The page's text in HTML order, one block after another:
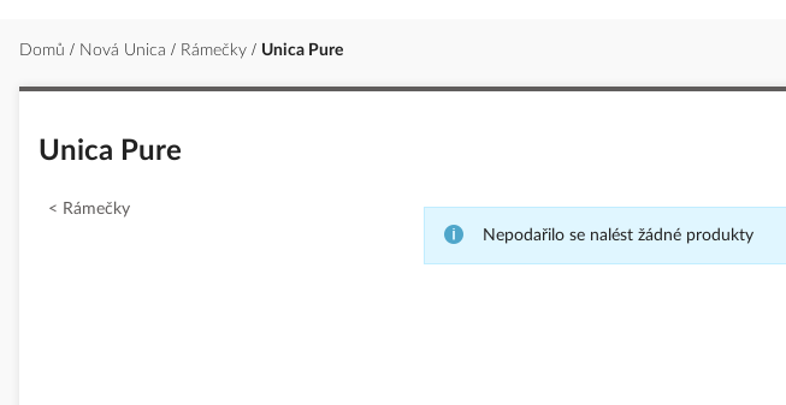
Domů Nová Unica Rámečky Unica Pure
Unica Pure
Nepodařilo se nalést žádné produkty
Rámečky